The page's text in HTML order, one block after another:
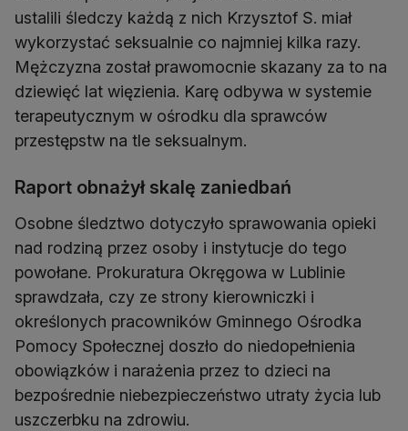
ustalili śledczy każdą z nich Krzysztof S. miał
wykorzystać seksualnie co najmniej kilka razy.
Mężczyzna został prawomocnie skazany za to na
dziewięć lat więzienia. Karę odbywa w systemie
terapeutycznym w ośrodku dla sprawców
przestępstw na tle seksualnym.
Raport obnażył skalę zaniedbań
Osobne śledztwo dotyczyło sprawowania opieki
nad rodziną przez osoby i instytucje do tego
powołane. Prokuratura Okręgowa w Lublinie
sprawdzała, czy ze strony kierowniczki i
określonych pracowników Gminnego Ośrodka
Pomocy Społecznej doszło do niedopełnienia
obowiązków i narażenia przez to dzieci na
bezpośrednie niebezpieczeństwo utraty życia lub
uszczerbku na zdrowiu.